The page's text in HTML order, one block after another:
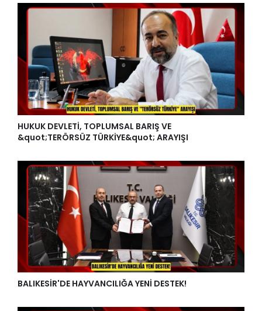
HUKUK DEVLETİ, TOPLUMSAL BARIŞ VE
&quot;TERÖRSÜZ TÜRKİYE&quot; ARAYIŞI
BALIKESİR'DE HAYVANCILIĞA YENİ DESTEK!